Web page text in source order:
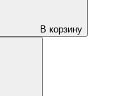
В корзину